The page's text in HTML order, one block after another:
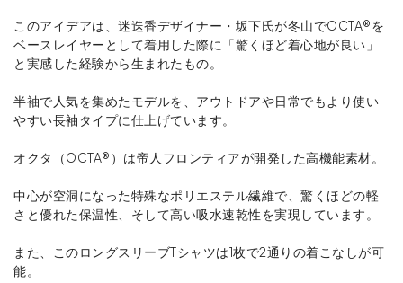
このアイデアは、迷迭香デザイナー・坂下氏が冬山でOCTA®を
ベースレイヤーとして着用した際に「驚くほど着心地が良い」
と実感した経験から生まれたもの。
半袖で人気を集めたモデルを、アウトドアや日常でもより使い
やすい長袖タイプに仕上げています。
オクタ（OCTA®）は帝人フロンティアが開発した高機能素材。
中心が空洞になった特殊なポリエステル繊維で、驚くほどの軽
さと優れた保温性、そして高い吸水速乾性を実現しています。
また、このロングスリーブTシャツは1枚で2通りの着こなしが可
能。